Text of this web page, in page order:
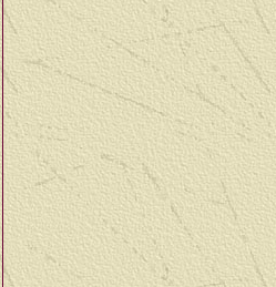
03 - 07 juli: Terug aan
ontbrekende stukken
Intussen is de eerste
We did find all the
parts together and I
10 juli - 15 sept: Door
geboorte, verlof en